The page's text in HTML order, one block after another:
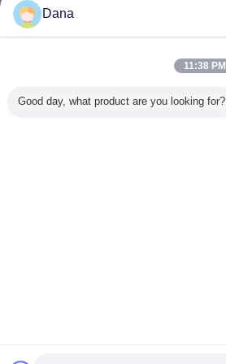
Dana
11:38 PM
Good day, what product are you looking for?